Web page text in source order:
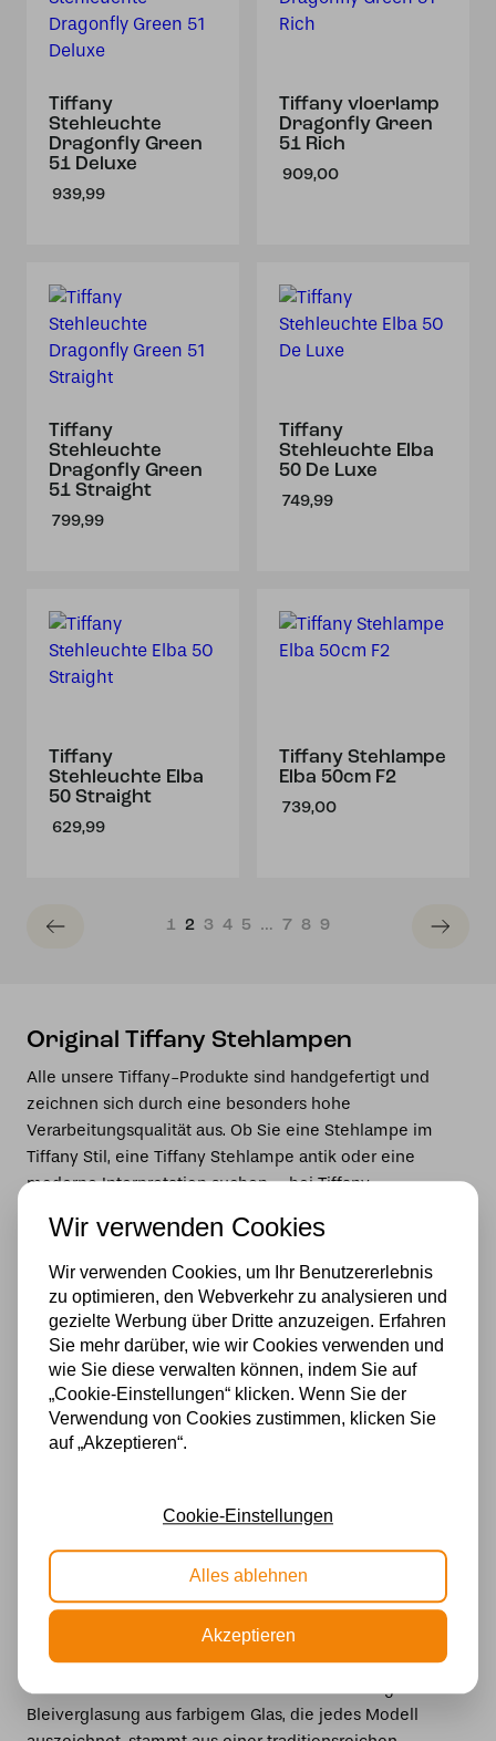
Tiffany
Stehleuchte
Dragonfly Green
51 Deluxe
939,99
Tiffany vloerlamp
Dragonfly Green
51 Rich
909,00
Tiffany
Stehleuchte
Dragonfly Green
51 Straight
799,99
Tiffany
Stehleuchte Elba
50 De Luxe
749,99
Tiffany
Stehleuchte Elba
50 Straight
629,99
Tiffany Stehlampe
Elba 50cm F2
739,00
1 2 3 4 5 … 7 8 9
Original Tiffany Stehlampen
Alle unsere Tiffany-Produkte sind handgefertigt und
zeichnen sich durch eine besonders hohe
Verarbeitungsqualität aus. Ob Sie eine Stehlampe im
Tiffany Stil, eine Tiffany Stehlampe antik oder eine
moderne Interpretation suchen – bei Tiffany
Wenn Sie neben einer Tiffany Stehlampe noch weitere
Leuchten suchen, stöbern Sie doch einfach in unserem
umfangreichen Sortiment:
Tiffany Pendelleuchten
Tiffany Windlichter
Tiffany Deckenleuchten
Tiffany Glasplatten
Was macht eine Tiffany Stehlampe so
besonders?
Eine Tiffany Stehlampe ist weit mehr als nur eine
Lichtquelle – sie ist ein kunstvoll gestaltetes
Wohnaccessoire mit Geschichte. Die aufwendige
Bleiverglasung aus farbigem Glas, die jedes Modell
Wir verwenden Cookies
Wir verwenden Cookies, um Ihr Benutzererlebnis
zu optimieren, den Webverkehr zu analysieren und
gezielte Werbung über Dritte anzuzeigen. Erfahren
Sie mehr darüber, wie wir Cookies verwenden und
wie Sie diese verwalten können, indem Sie auf
„Cookie-Einstellungen“ klicken. Wenn Sie der
Verwendung von Cookies zustimmen, klicken Sie
auf „Akzeptieren“.
Cookie-Einstellungen
Alles ablehnen
Akzeptieren